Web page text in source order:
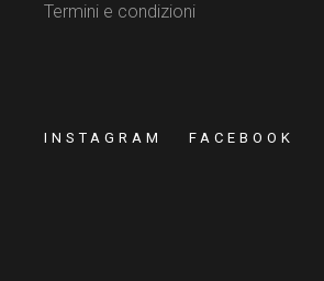
Termini e condizioni
INSTAGRAM FACEBOOK